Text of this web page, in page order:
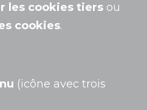
les cookies tiers ou
cookies.
(icône avec trois